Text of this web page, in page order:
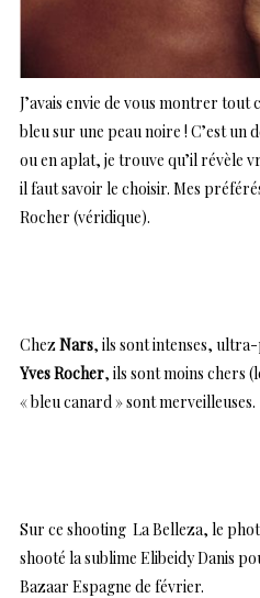
J’avais envie de vous montrer tout
bleu sur une peau noire ! C’est un
ou en aplat, je trouve qu’il révèle
il faut savoir le choisir. Mes
Rocher (véridique).
ChezNars, ils sont intenses,
Yves Rocher, ils sont moins chers
« bleu canard » sont merveilleuses.
Sur ce shooting La Belleza, le
shooté la sublime Elibeidy Danis
Bazaar Espagne de février.